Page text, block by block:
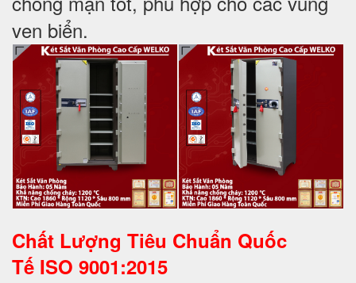
ven biển.
Chất Lượng Tiêu Chuẩn Quốc
Tế ISO 9001:2015